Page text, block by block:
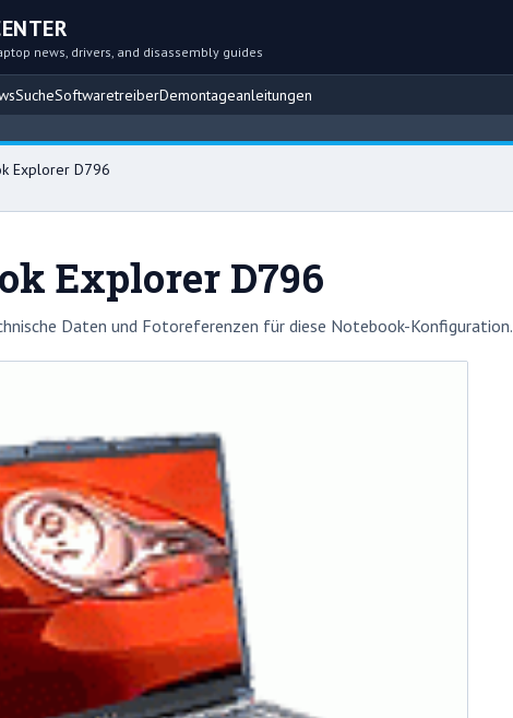
news, drivers, and disassembly guides
SucheSoftwaretreiberDemontageanleitungen
Explorer D796
Explorer D796
Daten und Fotoreferenzen für diese Notebook-Konfiguration.